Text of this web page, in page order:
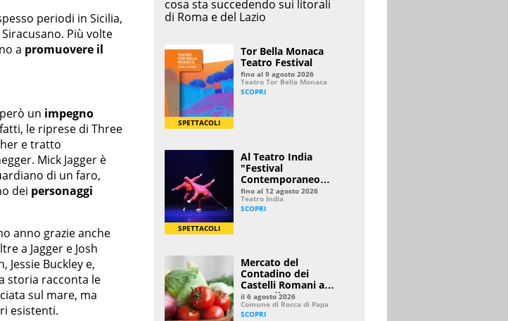
periodi in Sicilia,
Più volte
a promuovere il
un impegno
le riprese di Three
e tratto
Mick Jagger è
di un faro,
dei personaggi
anno grazie anche
a Jagger e Josh
Jessie Buckley e,
storia racconta le
sul mare, ma
esistenti.